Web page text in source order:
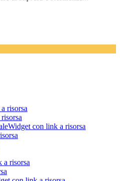
risorsa
Widget con link a risorsa
a risorsa